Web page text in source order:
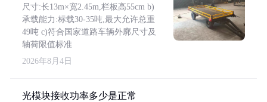
尺寸:长13m×宽2.45m,栏板高55cm b)
承载能力:标载30-35吨,最大允许总重
49吨 c)符合国家道路车辆外廓尺寸及
轴荷限值标准
2026年8月4日
光模块接收功率多少是正常